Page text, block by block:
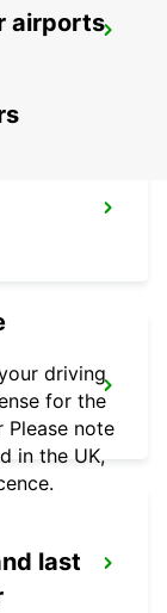
airports
driving
for the
Please note
in the UK,
last